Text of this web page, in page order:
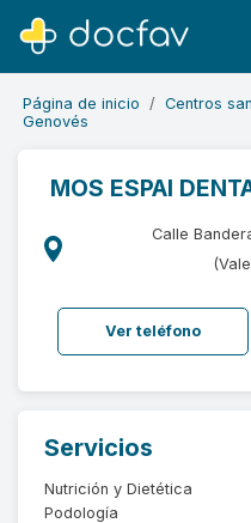
¿Eres
Página de inicio Centros
Genovés
MOS ESPAI
Calle
Ver teléfono
Servicios
Nutrición y Dietética
Podología